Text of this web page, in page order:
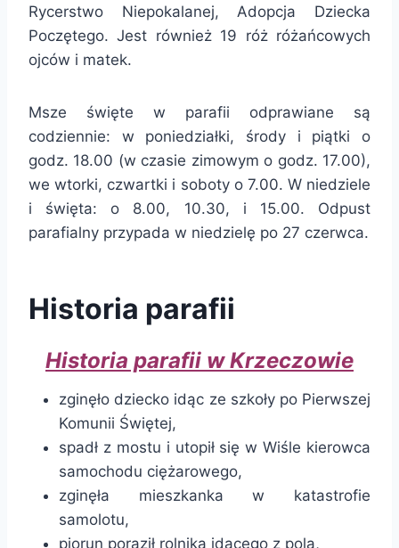
Rycerstwo Niepokalanej, Adopcja Dziecka
Poczętego. Jest również 19 róż różańcowych
ojców i matek.
Msze święte w parafii odprawiane są
codziennie: w poniedziałki, środy i piątki o
godz. 18.00 (w czasie zimowym o godz. 17.00),
we wtorki, czwartki i soboty o 7.00. W niedziele
i święta: o 8.00, 10.30, i 15.00. Odpust
parafialny przypada w niedzielę po 27 czerwca.
Historia parafii
Historia parafii w Krzeczowie
zginęło dziecko idąc ze szkoły po Pierwszej
Komunii Świętej,
spadł z mostu i utopił się w Wiśle kierowca
samochodu ciężarowego,
zginęła mieszkanka w katastrofie
samolotu,
piorun poraził rolnika idącego z pola,